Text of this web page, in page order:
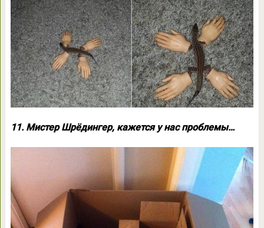
11. Мистер Шрёдингер, кажется у нас проблемы…